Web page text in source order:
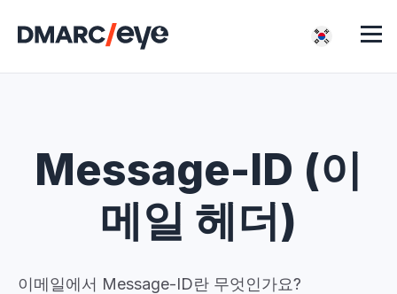
Message-ID (이
메일 헤더)
이메일에서 Message-ID란 무엇인가요?